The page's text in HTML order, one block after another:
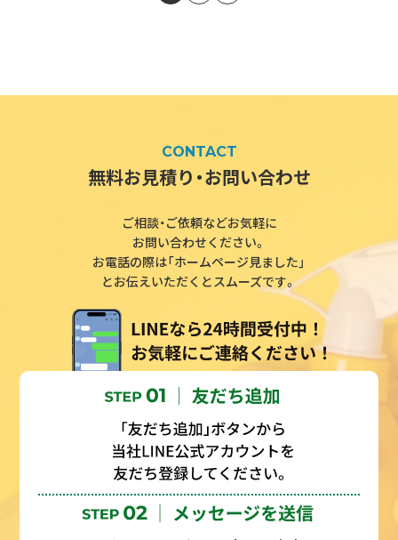
CONTACT
無料お見積り・お問い合わせ
ご相談・ご依頼などお気軽に
お問い合わせください。
お電話の際は「ホームページ見ました」
とお伝えいただくとスムーズです。